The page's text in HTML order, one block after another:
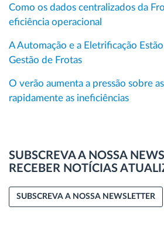
Como os dados centralizados da
eficiência operacional
A Automação e a Eletrificação
Gestão de Frotas
O verão aumenta a pressão sobre
rapidamente as ineficiências
SUBSCREVA A NOSSA
RECEBER NOTÍCIAS
SUBSCREVA A NOSSA NEWSLETTER